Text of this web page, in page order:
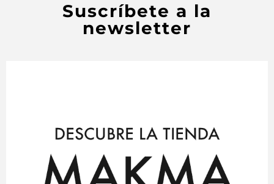
Suscríbete a la
newsletter